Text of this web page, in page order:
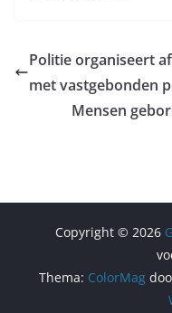
Politie organiseert
met vastgebonden
Mensen
Copyright © 2026
Thema: ColorMag